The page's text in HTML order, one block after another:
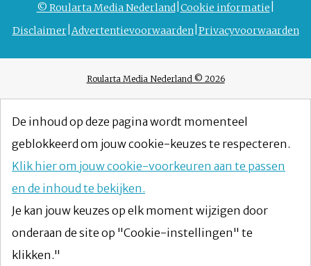
© Roularta Media Nederland Cookie informatie
Disclaimer Advertentievoorwaarden Privacyvoorwaarden
Roularta Media Nederland © 2026
De inhoud op deze pagina wordt momenteel
geblokkeerd om jouw cookie-keuzes te respecteren.
Klik hier om jouw cookie-voorkeuren aan te passen
en de inhoud te bekijken.
Je kan jouw keuzes op elk moment wijzigen door
onderaan de site op "Cookie-instellingen" te
klikken."